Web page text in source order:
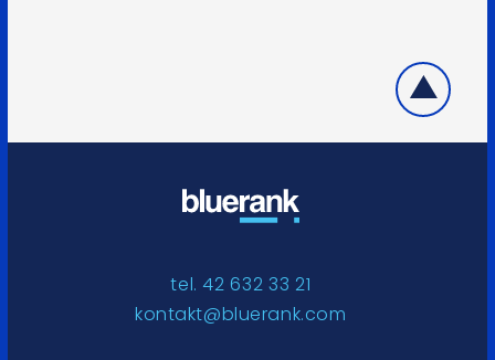
tel. 42 632 33 21
kontakt@bluerank.com